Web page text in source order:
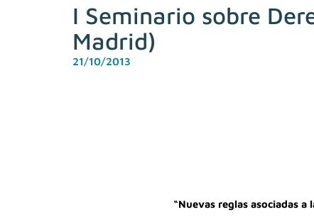
I Seminario sobre
Madrid)
21/10/2013
“Nuevas reglas asociadas